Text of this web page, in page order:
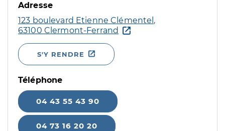
Adresse
123 boulevard Etienne Clémentel,
63100 Clermont-Ferrand
S'Y RENDRE
Téléphone
04 43 55 43 90
04 73 16 20 20